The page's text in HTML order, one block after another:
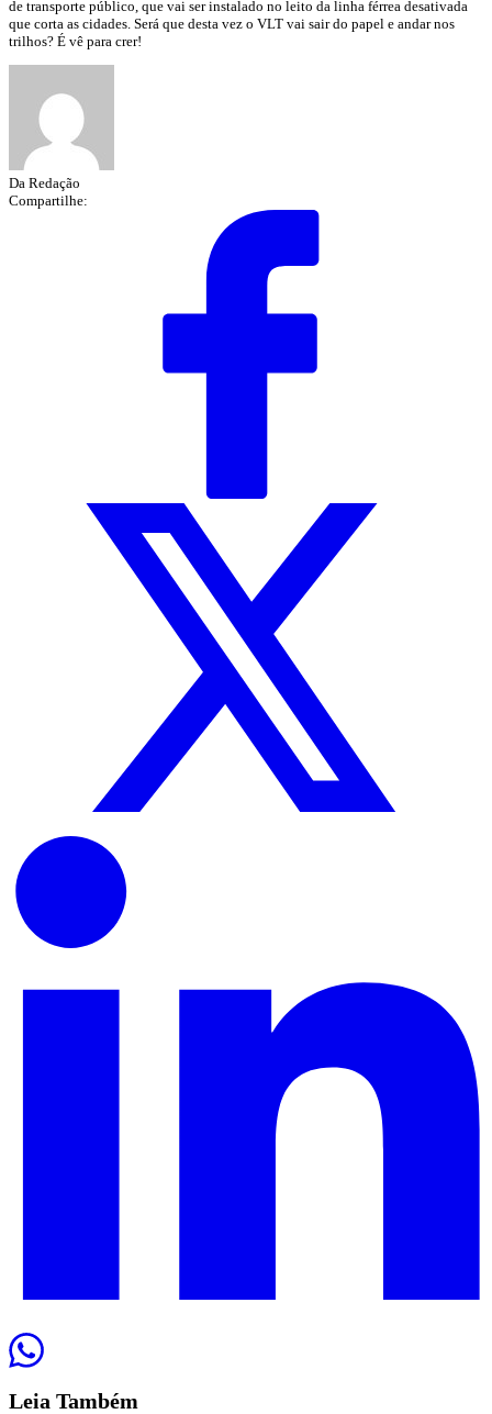
de transporte público, que vai ser instalado no leito da linha férrea desativada
que corta as cidades. Será que desta vez o VLT vai sair do papel e andar nos
trilhos? É vê para crer!
Da Redação
Compartilhe:
Leia Também